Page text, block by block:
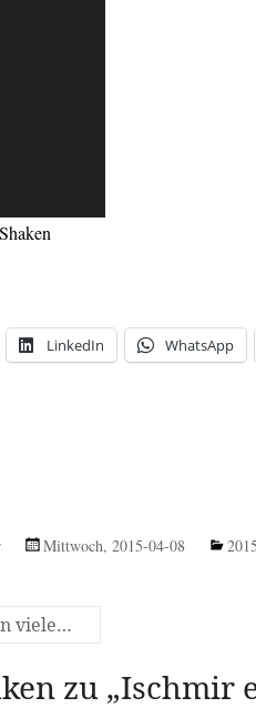
LinkedIn WhatsApp
Mittwoch, 2015-04-08 2015
viele…
zu „Ischmir